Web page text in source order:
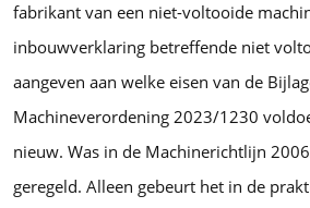
fabrikant van een niet-voltooide
inbouwverklaring betreffende niet
aangeven aan welke eisen van de
Machineverordening 2023/1230
nieuw. Was in de Machinerichtlijn
geregeld. Alleen gebeurt het in de